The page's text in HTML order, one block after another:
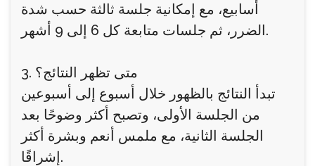
أسابيع، مع إمكانية جلسة ثالثة حسب شدة
الضرر، ثم جلسات متابعة كل 6 إلى 9 أشهر.
3. متى تظهر النتائج؟
تبدأ النتائج بالظهور خلال أسبوع إلى أسبوعين
من الجلسة الأولى، وتصبح أكثر وضوحًا بعد
الجلسة الثانية، مع ملمس أنعم وبشرة أكثر
إشراقًا.